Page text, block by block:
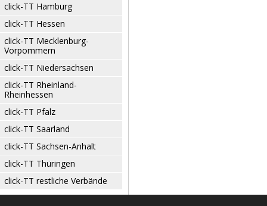
click-TT Hamburg
click-TT Hessen
click-TT Mecklenburg-
Vorpommern
click-TT Niedersachsen
click-TT Rheinland-
Rheinhessen
click-TT Pfalz
click-TT Saarland
click-TT Sachsen-Anhalt
click-TT Thüringen
click-TT restliche Verbände